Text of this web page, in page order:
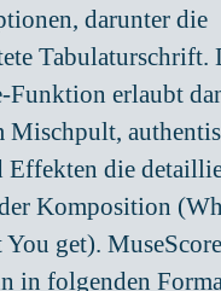
darunter die
Tabulaturschrift.
Funktion erlaubt
Mischpult,
Effekten die
Komposition
You get).
in folgenden